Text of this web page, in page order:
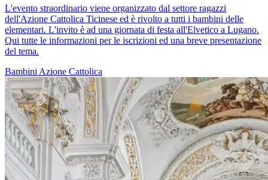
L'evento straordinario viene organizzato dal settore ragazzi
dell'Azione Cattolica Ticinese ed è rivolto a tutti i bambini delle
elementari. L'invito è ad una giornata di festa all'Elvetico a Lugano.
Qui tutte le informazioni per le iscrizioni ed una breve presentazione
del tema.
Bambini Azione Cattolica